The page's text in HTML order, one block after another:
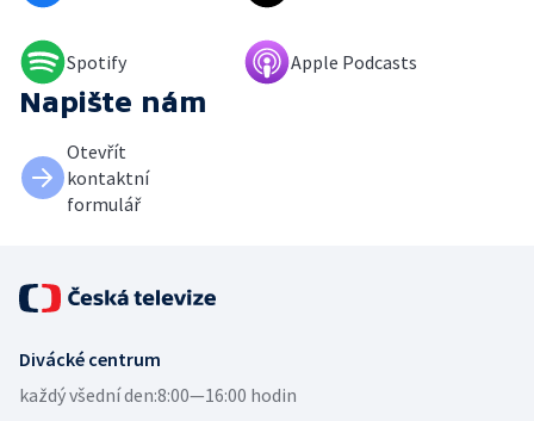
Spotify Apple Podcasts
Napište nám
Otevřít
kontaktní
formulář
Divácké centrum
každý všední den:8:00—16:00 hodin